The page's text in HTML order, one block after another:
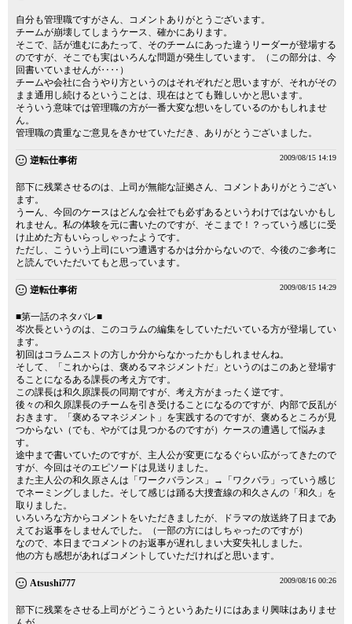
自分も管理職ですがさん、コメントありがとうございます。
チームが崩壊してしまうケース、確かにあります。
そこで、話が進むにあたって、そのチームにあった違うリーダーが登場する
のですが、そこでも実はいろんな問題が発生しています。（この部分は、今
回書いていませんが‥‥）
チームや会社に合うやり方というのはそれぞれだと思いますが、それがその
まま通用し続けるということは、現在はとても難しいかと思います。
そういう意味では管理職の方が一番大変な想いをしているのかもしれませ
ん。
管理職の貴重なご意見をきかせていただき、ありがとうございました。
逆転仕事術 2009/08/15 14:19
部下に残業させるのは、上司が無能な証拠さん、コメントありがとうござい
ます。
うーん、今回のケースはどんな会社でも必ずあるというわけではないかもし
れません。私の体験を元に書いたのですが、そこまで！？っていう感じに受
け止めた方もいらっしゃったようです。
ただし、こういう上司にいつ遭遇するかは分からないので、今後のご参考に
と読んでいただいてもと思っています。
逆転仕事術 2009/08/15 14:29
■第一話のネタバレ■
岑次長というのは、このコラムの編集をしていただいている方が登場してい
ます。
初回はコラムニストの方しか分からなかったかもしれませんね。
そして、「これからは、褒めるマネジメントだ」というのはこのあと登場す
ることになるある課長の考え方です。
この課長は和久原課長の同期ですが、考え方がまったく逆です。
後々の和久原課長のチームを引き受けることになるのですが、内部で反乱が
おきます。「褒めるマネジメント」を実践するのですが、褒めるところが見
つからない（でも、やがては見つかるのですが）ケースの遭遇して悩みま
す。
途中まで書いていたのですが、主人公が変更になるぐらい広がってきたので
すが、今回はそのエピソードは見送りました。
また主人公の和久原さんは「ワークバランス」→「ワクバラ」っていう感じ
でネーミングしました。そして感じは踊る大捜査線の和久さんの「和久」を
取りました。
いろいろな方からコメントをいただきましたが、ドラマの放送終了日まであ
えてお返事をしませんでした。（一部の方にはしちゃったのですが）
なので、本日までコメントのお返事が遅れしまい大変失礼しました。
他の方も感想があればコメントしていただければと思います。
Atsushi777 2009/08/16 00:26
部下に残業をさせる上司がどうこうというあたりにはあまり興味はありませ